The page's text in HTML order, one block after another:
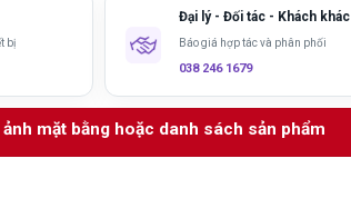
bị
Đại lý - Đối tác - Khách khác
Báo giá hợp tác và phân phối
038 246 1679
mặt bằng hoặc danh sách sản phẩm